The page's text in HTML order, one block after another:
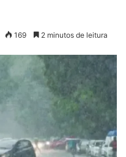
169 2 minutos de leitura